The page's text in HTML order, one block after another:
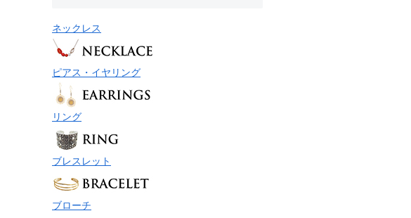
ネックレス
ピアス・イヤリング
リング
ブレスレット
ブローチ